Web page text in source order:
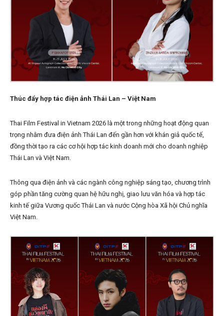
Thúc đẩy hợp tác điện ảnh Thái Lan – Việt Nam
Thai Film Festival in Vietnam 2026 là một trong những hoạt động quan
trọng nhằm đưa điện ảnh Thái Lan đến gần hơn với khán giả quốc tế,
đồng thời tạo ra các cơ hội hợp tác kinh doanh mới cho doanh nghiệp
Thái Lan và Việt Nam.
Thông qua điện ảnh và các ngành công nghiệp sáng tạo, chương trình
góp phần tăng cường quan hệ hữu nghị, giao lưu văn hóa và hợp tác
kinh tế giữa Vương quốc Thái Lan và nước Cộng hòa Xã hội Chủ nghĩa
Việt Nam.